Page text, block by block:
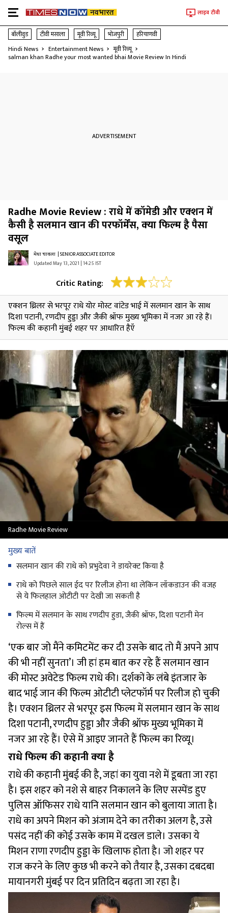
लाइव टीवी
बॉलीवुड टीवी मसाला मूवी रिव्यू भोजपुरी
हरियाणवी
Hindi News
Entertainment News
मूवी रिव्यू
salman khan Radhe your most wanted bhai Movie Review In Hindi
Radhe Movie Review : राधे में कॉमेडी और एक्‍शन में
कैसी है सलमान खान की परफॉर्मेंस, क्‍या फ‍िल्‍म है पैसा
वसूल
मेधा चावला | SENIOR ASSOCIATE EDITOR
Updated May 13, 2021 | 14:25 IST
Critic Rating:
एक्शन थ्रिलर से भरपूर राधे योर मोस्ट वांटेड भाई में सलमान खान के साथ
दिशा पटानी, रणदीप हुड्डा और जैकी श्रॉफ मुख्य भूमिका में नजर आ रहे हैं।
फिल्म की कहानी मुंबई शहर पर आधारित हैऍ
Radhe Movie Review
मुख्य बातें
सलमान खान की राधे को प्रभुदेवा ने डायरेक्‍ट क‍िया है
राधे को प‍िछले साल ईद पर र‍िलीज होना था लेक‍िन लॉकडाउन की वजह
से ये फ‍िलहाल ओटीटी पर देखी जा सकती है
फिल्म में सलमान के साथ रणदीप हुडा, जैकी श्रॉफ, दिशा पटानी मेन
रोल्‍स में हैं
‘एक बार जो मैंने कमिटमेंट कर दी उसके बाद तो मैं अपने आप
की भी नहीं सुनता’। जी हां हम बात कर रहे हैं सलमान खान
की मोस्ट अवेटेड फिल्म राधे की। दर्शकों के लंबे इंतजार के
बाद भाई जान की फिल्म ओटीटी प्लेटफॉर्म पर रिलीज हो चुकी
है। एक्शन थ्रिलर से भरपूर इस फिल्म में सलमान खान के साथ
दिशा पटानी, रणदीप हुड्डा और जैकी श्रॉफ मुख्य भूमिका में
नजर आ रहे हैं। ऐसे में आइए जानते हैं फिल्म का रिव्यू।
राधे फ‍िल्‍म की कहानी क्‍या है
राधे की कहानी मुंबई की है, जहां का युवा नशे में डूबता जा रहा
है। इस शहर को नशे से बाहर निकालने के लिए सस्पेंड हुए
पुलिस ऑफिसर राधे यानि सलमान खान को बुलाया जाता है।
राधे का अपने मिशन को अंजाम देने का तरीका अलग है, उसे
पसंद नहीं की कोई उसके काम में दखल डाले। उसका ये
मिशन राणा रणदीप हुड्डा के खिलाफ होता है। जो शहर पर
राज करने के लिए कुछ भी करने को तैयार है, उसका दबदबा
मायानगरी मुंबई पर दिन प्रतिदिन बढ़ता जा रहा है।